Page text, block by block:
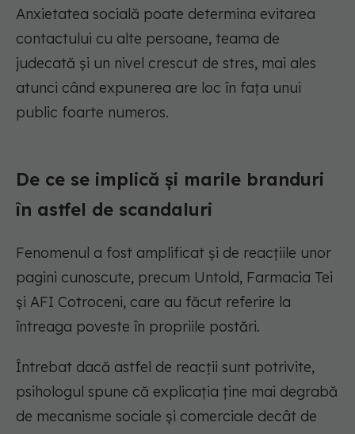
Anxietatea socială poate determina evitarea
contactului cu alte persoane, teama de
judecată și un nivel crescut de stres, mai ales
atunci când expunerea are loc în fața unui
public foarte numeros.
De ce se implică și marile branduri
în astfel de scandaluri
Fenomenul a fost amplificat și de reacțiile unor
pagini cunoscute, precum Untold, Farmacia Tei
și AFI Cotroceni, care au făcut referire la
întreaga poveste în propriile postări.
Întrebat dacă astfel de reacții sunt potrivite,
psihologul spune că explicația ține mai degrabă
de mecanisme sociale și comerciale decât de